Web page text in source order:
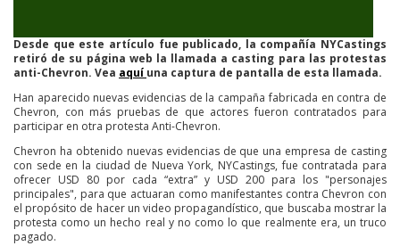
Desde que este artículo fue publicado, la compañía NYCastings
retiró de su página web la llamada a casting para las protestas
anti-Chevron. Vea aquí una captura de pantalla de esta llamada.
Han aparecido nuevas evidencias de la campaña fabricada en contra de
Chevron, con más pruebas de que actores fueron contratados para
participar en otra protesta Anti-Chevron.
Chevron ha obtenido nuevas evidencias de que una empresa de casting
con sede en la ciudad de Nueva York, NYCastings, fue contratada para
ofrecer USD 80 por cada “extra” y USD 200 para los "personajes
principales", para que actuaran como manifestantes contra Chevron con
el propósito de hacer un video propagandístico, que buscaba mostrar la
protesta como un hecho real y no como lo que realmente era, un truco
pagado.